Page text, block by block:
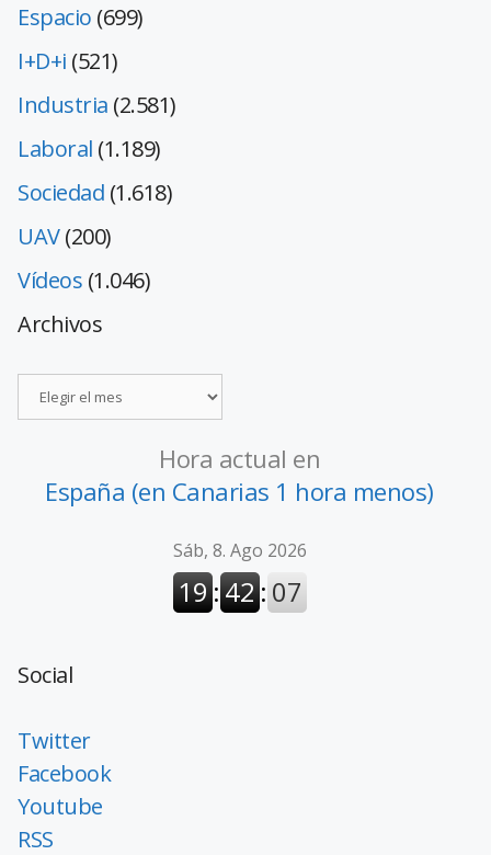
Espacio (699)
I+D+i (521)
Industria (2.581)
Laboral (1.189)
Sociedad (1.618)
UAV(200)
Vídeos (1.046)
Archivos
Hora actual en
España (en Canarias 1 hora menos)
Social
Twitter
Facebook
Youtube
RSS